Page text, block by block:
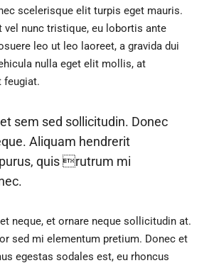
scelerisque elit turpis eget mauris.
vel nunc tristique, eu lobortis ante
leo ut leo laoreet, a gravida dui
nulla eget elit mollis, at
feugiat.
sem sed sollicitudin. Donec
Aliquam hendrerit
quis rutrum mi
neque, et ornare neque sollicitudin at.
sed mi elementum pretium. Donec et
egestas sodales est, eu rhoncus